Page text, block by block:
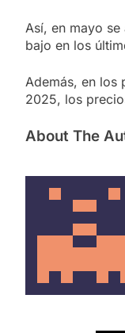
Así, en mayo
bajo en los
Además, en los
2025, los
About The